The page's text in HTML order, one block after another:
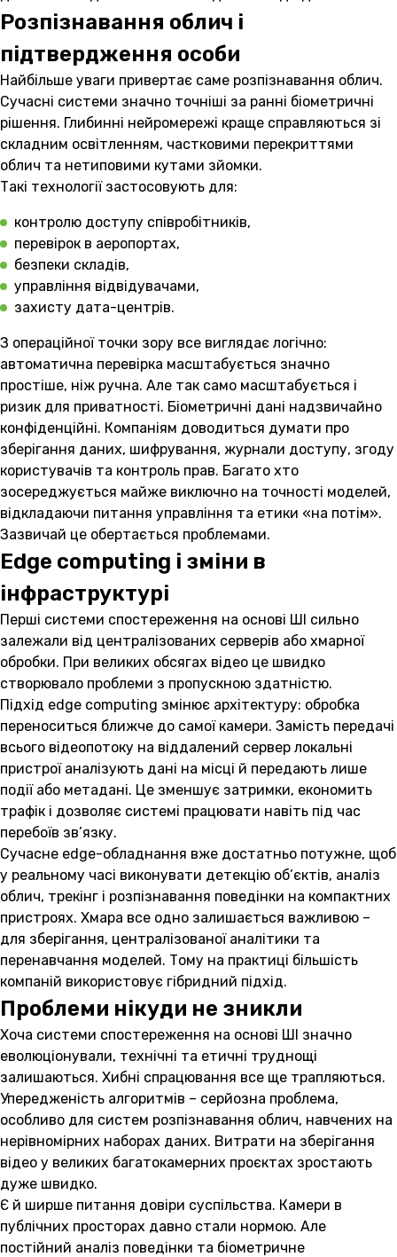
Розпізнавання облич і
підтвердження особи
Найбільше уваги привертає саме розпізнавання облич.
Сучасні системи значно точніші за ранні біометричні
рішення. Глибинні нейромережі краще справляються зі
складним освітленням, частковими перекриттями
облич та нетиповими кутами зйомки.
Такі технології застосовують для:
контролю доступу співробітників,
перевірок в аеропортах,
безпеки складів,
управління відвідувачами,
захисту дата-центрів.
З операційної точки зору все виглядає логічно:
автоматична перевірка масштабується значно
простіше, ніж ручна. Але так само масштабується і
ризик для приватності. Біометричні дані надзвичайно
конфіденційні. Компаніям доводиться думати про
зберігання даних, шифрування, журнали доступу, згоду
користувачів та контроль прав. Багато хто
зосереджується майже виключно на точності моделей,
відкладаючи питання управління та етики «на потім».
Зазвичай це обертається проблемами.
Edge computing і зміни в
інфраструктурі
Перші системи спостереження на основі ШІ сильно
залежали від централізованих серверів або хмарної
обробки. При великих обсягах відео це швидко
створювало проблеми з пропускною здатністю.
Підхід edge computing змінює архітектуру: обробка
переноситься ближче до самої камери. Замість передачі
всього відеопотоку на віддалений сервер локальні
пристрої аналізують дані на місці й передають лише
події або метадані. Це зменшує затримки, економить
трафік і дозволяє системі працювати навіть під час
перебоїв зв’язку.
Сучасне edge-обладнання вже достатньо потужне, щоб
у реальному часі виконувати детекцію об’єктів, аналіз
облич, трекінг і розпізнавання поведінки на компактних
пристроях. Хмара все одно залишається важливою –
для зберігання, централізованої аналітики та
перенавчання моделей. Тому на практиці більшість
компаній використовує гібридний підхід.
Проблеми нікуди не зникли
Хоча системи спостереження на основі ШІ значно
еволюціонували, технічні та етичні труднощі
залишаються. Хибні спрацювання все ще трапляються.
Упередженість алгоритмів – серйозна проблема,
особливо для систем розпізнавання облич, навчених на
нерівномірних наборах даних. Витрати на зберігання
відео у великих багатокамерних проєктах зростають
дуже швидко.
Є й ширше питання довіри суспільства. Камери в
публічних просторах давно стали нормою. Але
постійний аналіз поведінки та біометричне